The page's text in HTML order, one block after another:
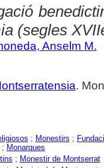
(segles
Anselm M.
.
; Monestirs ;
Monarques
; Monestir de Montserrat